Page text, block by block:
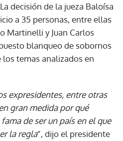
La decisión de la jueza Baloísa
a 35 personas, entre ellas
Martinelli y Juan Carlos
blanqueo de sobornos
temas analizados en
expresidentes, entre otras
gran medida por qué
de ser un país en el que
la regla”, dijo el presidente